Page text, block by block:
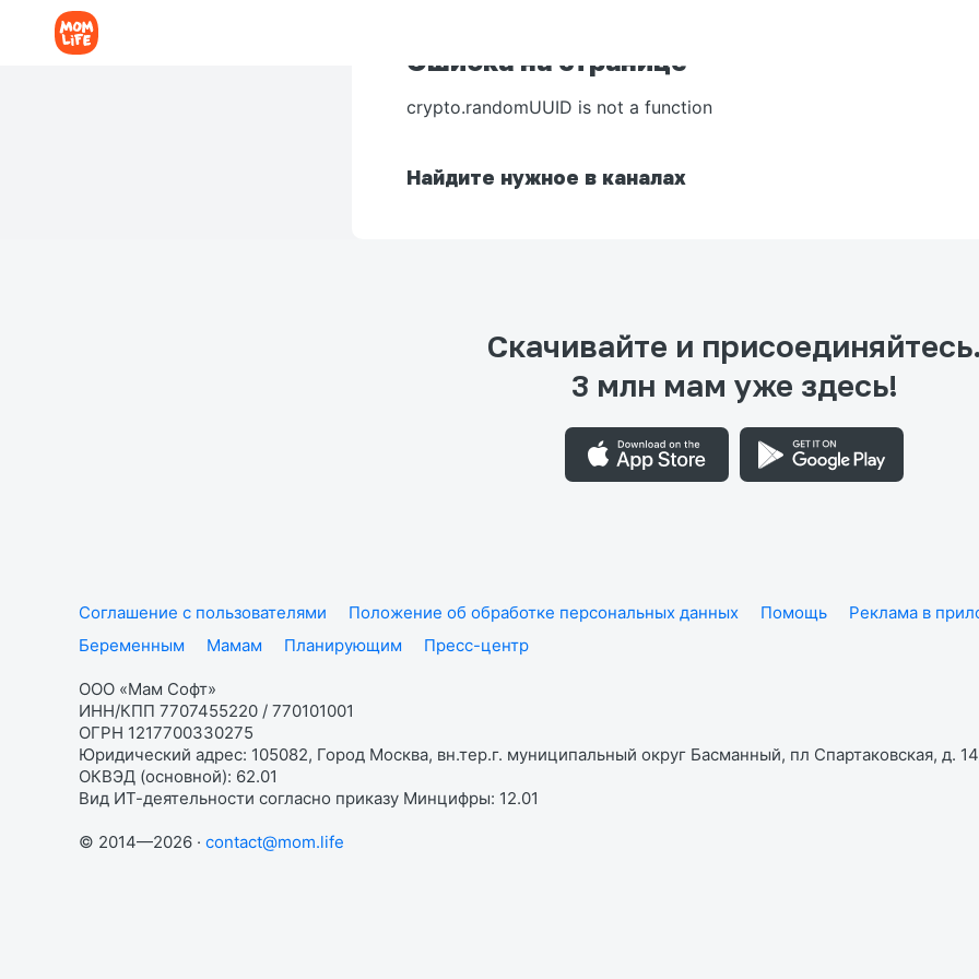
Ошибка на странице
crypto.randomUUID is not a function
Найдите нужное в каналах
Скачивайте и присоединяйтесь.
3 млн мам уже здесь!
Соглашение с пользователями Положение об обработке персональных данных Помощь Реклама в
Беременным
Мамам Планирующим Пресс-центр
ООО «Мам Софт»
ИНН/КПП 7707455220 / 770101001
ОГРН 1217700330275
Юридический адрес: 105082, Город Москва, вн.тер.г. муниципальный округ Басманный, пл Спартаковская, д.
ОКВЭД (основной): 62.01
Вид ИТ-деятельности согласно приказу Минцифры: 12.01
© 2014—2026 · contact@mom.life